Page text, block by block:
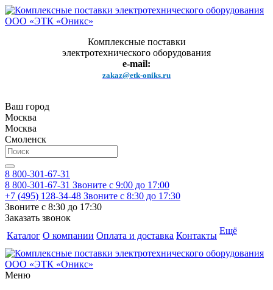
Комплексные поставки
электротехнического оборудования
e-mail:
zakaz@etk-oniks.ru
Ваш город
Москва
Москва
Смоленск
8 800-301-67-31
8 800-301-67-31 Звоните с 9:00 до 17:00
+7 (495) 128-34-48 Звоните с 8:30 до 17:30
Звоните с 8:30 до 17:30
Заказать звонок
Каталог О компании Оплата и доставка Контакты Ещё
Меню